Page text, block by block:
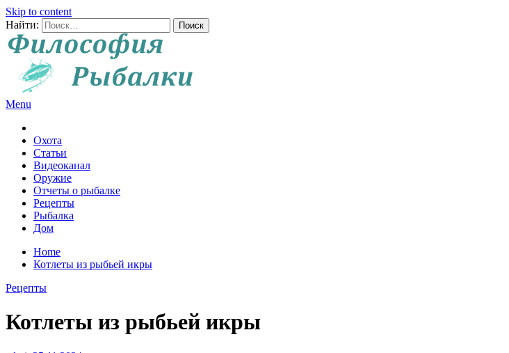
Skip to content
Найти:
Menu
Охота
Статьи
Видеоканал
Оружие
Отчеты о рыбалке
Рецепты
Рыбалка
Дом
Home
Котлеты из рыбьей икры
Рецепты
Котлеты из рыбьей икры